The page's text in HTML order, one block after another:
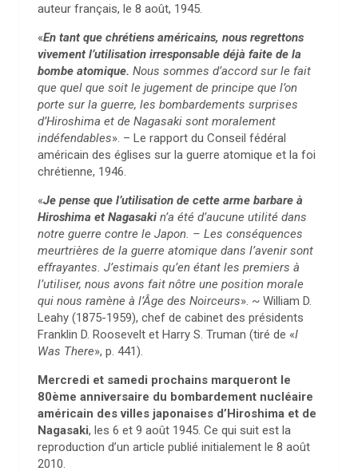
auteur français, le 8 août, 1945.
«En tant que chrétiens américains, nous regrettons
vivement l’utilisation irresponsable déjà faite de la
bombe atomique. Nous sommes d’accord sur le fait
que quel que soit le jugement de principe que l’on
porte sur la guerre, les bombardements surprises
d’Hiroshima et de Nagasaki sont moralement
indéfendables». – Le rapport du Conseil fédéral
américain des églises sur la guerre atomique et la foi
chrétienne, 1946.
«Je pense que l’utilisation de cette arme barbare à
Hiroshima et Nagasaki n’a été d’aucune utilité dans
notre guerre contre le Japon. – Les conséquences
meurtrières de la guerre atomique dans l’avenir sont
effrayantes. J’estimais qu’en étant les premiers à
l’utiliser, nous avons fait nôtre une position morale
qui nous ramène à l’Âge des Noirceurs». ~ William D.
Leahy (1875-1959), chef de cabinet des présidents
Franklin D. Roosevelt et Harry S. Truman (tiré de «I
Was There», p. 441).
Mercredi et samedi prochains marqueront le
80ème anniversaire du bombardement nucléaire
américain des villes japonaises d’Hiroshima et de
Nagasaki, les 6 et 9 août 1945. Ce qui suit est la
reproduction d’un article publié initialement le 8 août
2010.